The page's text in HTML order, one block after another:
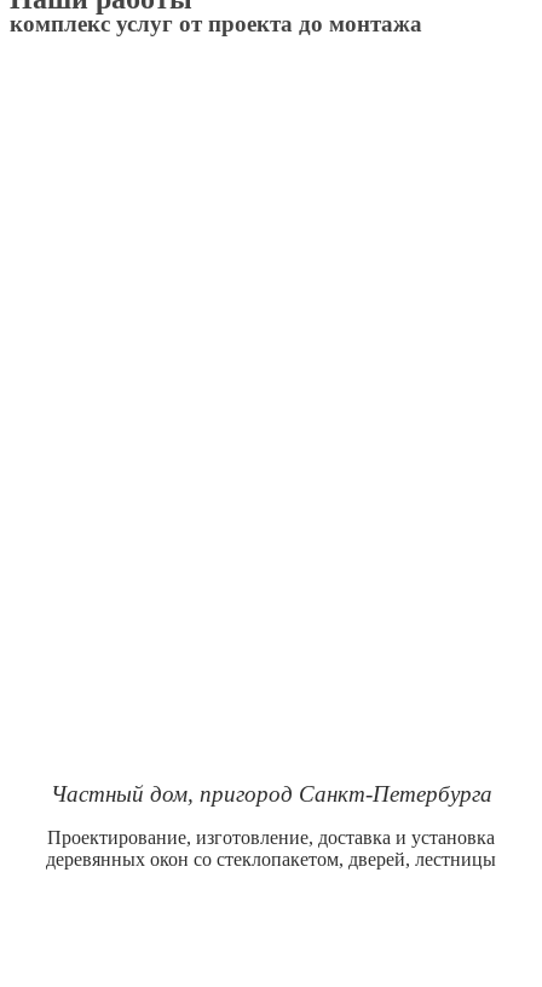
комплекс услуг от проекта до монтажа
Частный дом, пригород Санкт-Петербурга
Проектирование, изготовление, доставка и установка
деревянных окон со стеклопакетом, дверей, лестницы